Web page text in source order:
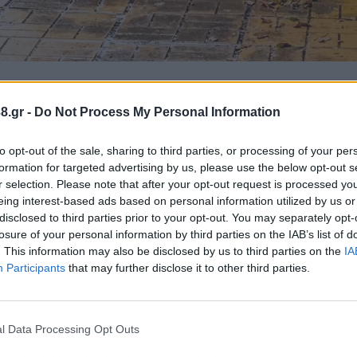
- Do Not Process My Personal Information
opt-out of the sale, sharing to third parties, or processing of your
for targeted advertising by us, please use the below opt-out
selection. Please note that after your opt-out request is processed
interest-based ads based on personal information utilized by us
to third parties prior to your opt-out. You may separately
of your personal information by third parties on the IAB’s list of
This information may also be disclosed by us to third parties on the
Participants that may further disclose it to other third parties.
Data Processing Opt Outs
πως ισχυρές βροχές και καταιγίδες
σε δέκα περιοχές και συγκεκριμένα
στην Αχαΐα, στην Ηλεία, στη
Πολιτικής Προστασίας
Κλιματικής Κρίσης και Πολιτικής
και τους δήμους της χώρας, ώστε να
να αντιμετωπίσουν άμεσα τις επιπτώσεις